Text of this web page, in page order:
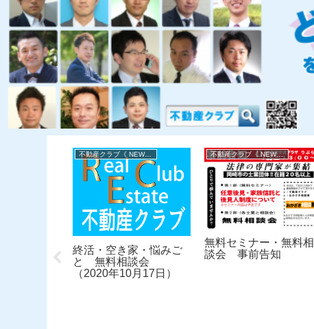
不動産クラブ《 NEWS 》
終活・空き家・悩みご
と 無料相談会
（2020年10月17日）
不動産クラブ《 NEWS 》
無料セミナー・無料相
談会 事前告知